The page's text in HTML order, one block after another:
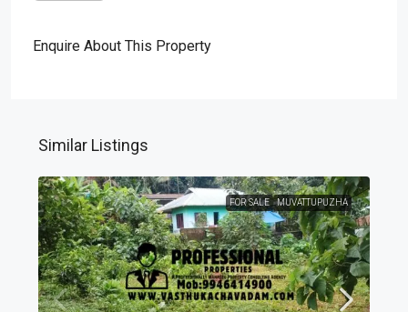
Enquire About This Property
Similar Listings
FOR SALE MUVATTUPUZHA